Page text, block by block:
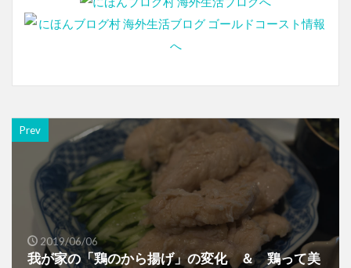
Prev
2019/06/06
我が家の「鶏のから揚げ」の変化 ＆ 鶏って美